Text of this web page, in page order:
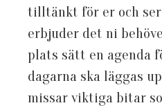
tilltänkt för er och
erbjuder det ni
plats sätt en agenda
dagarna ska läggas
missar viktiga bitar